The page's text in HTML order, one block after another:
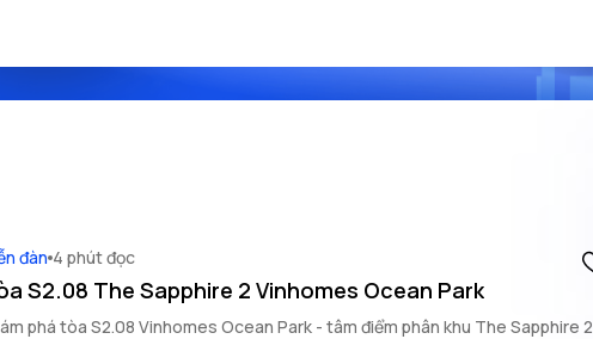
đàn 4 phút đọc
S2.08 The Sapphire 2 Vinhomes Ocean Park
phá tòa S2.08 Vinhomes Ocean Park - tâm điểm phân khu The Sapphire 2